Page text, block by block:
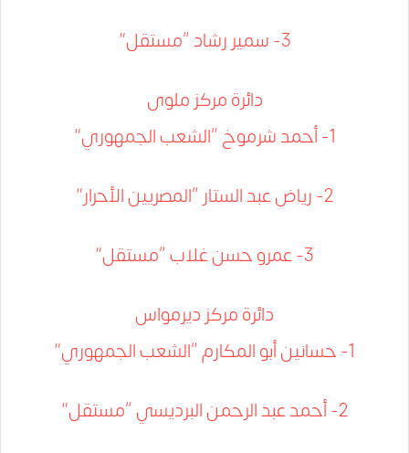
3- سمير رشاد “مستقل”
دائرة مركز ملوى
1- أحمد شرموخ “الشعب الجمهوري”
2- رياض عبد الستار “المصريين الأحرار”
3- عمرو حسن غلاب “مستقل”
دائرة مركز ديرمواس
1- حسانين أبو المكارم “الشعب الجمهوري”
2- أحمد عبد الرحمن البرديسي “مستقل”